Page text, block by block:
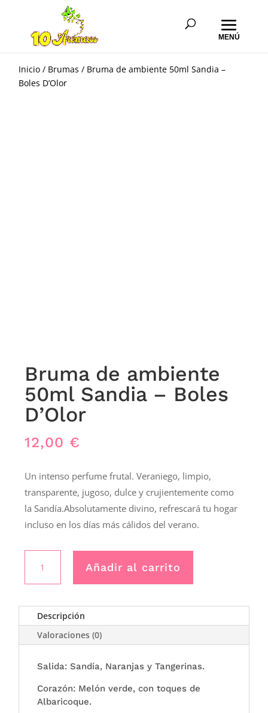
Inicio / Brumas / Bruma de ambiente 50ml Sandia –
Boles D’Olor
Bruma de ambiente
50ml Sandia – Boles
D’Olor
12,00 €
Un intenso perfume frutal. Veraniego, limpio,
transparente, jugoso, dulce y crujientemente como
la Sandía.Absolutamente divino, refrescará tu hogar
incluso en los días más cálidos del verano.
ambiente
Sandia
-
Boles
cantidad
Añadir al carrito
Descripción
Valoraciones (0)
Salida: Sandía, Naranjas y Tangerinas.
Corazón: Melón verde, con toques de
Albaricoque.